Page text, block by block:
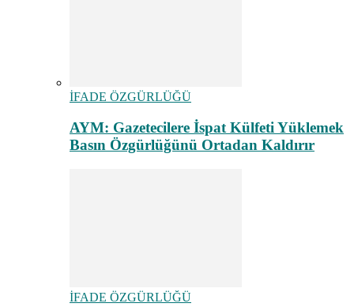
İFADE ÖZGÜRLÜĞÜ
AYM: Gazetecilere İspat Külfeti Yüklemek
Basın Özgürlüğünü Ortadan Kaldırır
İFADE ÖZGÜRLÜĞÜ